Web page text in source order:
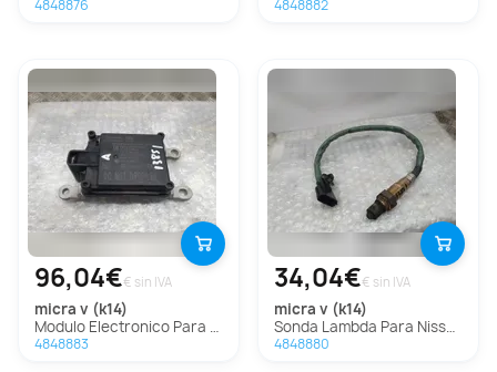
4848876 4848882
96,04€€ sin IVA
micra v (k14)
Modulo Electronico Para Nissan Micra V
4848883
34,04€€ sin IVA
micra v (k14)
Sonda Lambda Para Nissan Micra V
4848880